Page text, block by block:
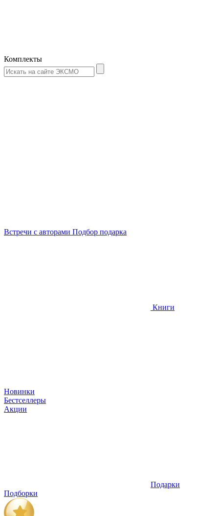
Комплекты
Встречи с авторами Подбор подарка
Книги
Новинки
Бестселлеры
Акции
Подарки
Подборки